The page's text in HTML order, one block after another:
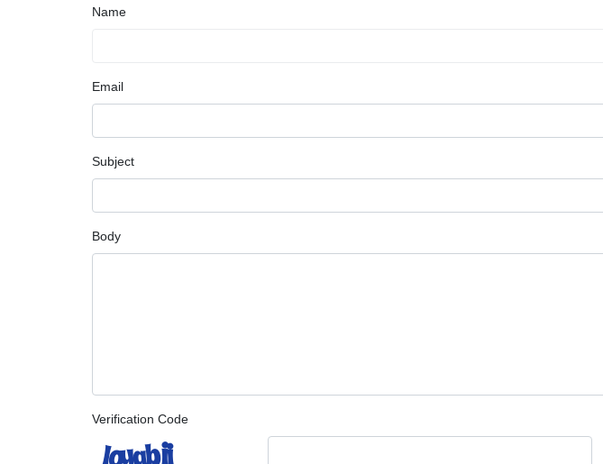
Name
Email
Subject
Body
Verification Code